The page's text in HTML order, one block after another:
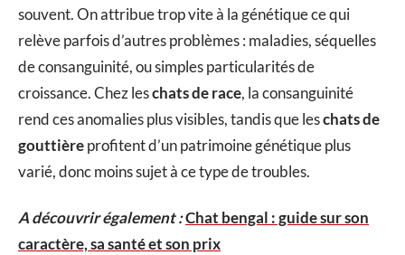
souvent. On attribue trop vite à la génétique ce qui
relève parfois d’autres problèmes : maladies, séquelles
de consanguinité, ou simples particularités de
croissance. Chez leschats de race, la consanguinité
rend ces anomalies plus visibles, tandis que leschats de
gouttièreprofitent d’un patrimoine génétique plus
varié, donc moins sujet à ce type de troubles.
A découvrir également :Chat bengal : guide sur son
caractère, sa santé et son prix